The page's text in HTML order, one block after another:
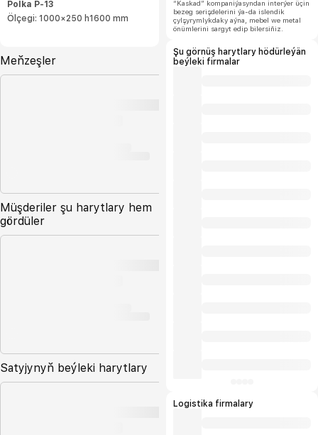
Polka P-13
Ölçegi: 1000×250 h1600 mm
Meňzeşler
Müşderiler şu harytlary hem
gördüler
Satyjynyň beýleki harytlary
“Kaskad” kompaniýasyndan interýer üçin
bezeg serişdelerini ýa-da islendik
çylşyrymlykdaky aýna, mebel we metal
önümlerini sargyt edip bilersiňiz.
Şu görnüş harytlary hödürleýän
beýleki firmalar
Logistika firmalary